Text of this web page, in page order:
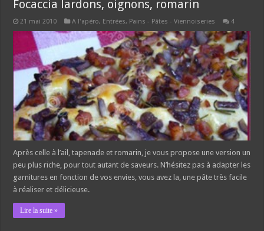
Focaccia lardons, oignons, romarin
21 mai 2010 A l'apéro, Entrées, Pains - Pâtes - Viennoiseries 4
Après celle à l’ail, tapenade et romarin, je vous propose une version un
peu plus riche, pour tout autant de saveurs. N’hésitez pas à adapter les
garnitures en fonction de vos envies, vous avez la, une pâte très facile
à réaliser et délicieuse.
Lire la suite »